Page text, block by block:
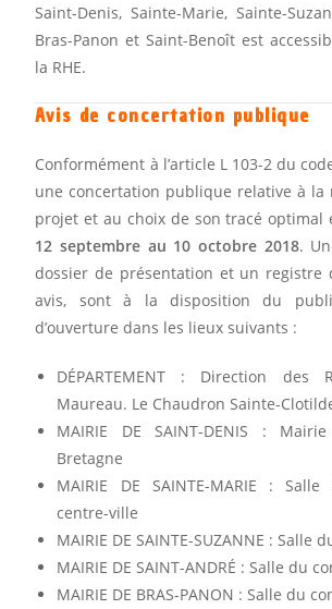
Saint-Denis, Sainte-Marie, Sainte-
Bras-Panon et Saint-Benoît est
la RHE.
Avis de concertation publique
Conformément à l’article L 103-2 du
une concertation publique relative à la
projet et au choix de son tracé optimal
12 septembre au 10 octobre 2018.
dossier de présentation et un registre
avis, sont à la disposition du
d’ouverture dans les lieux suivants :
DÉPARTEMENT : Direction des
Maureau. Le Chaudron Sainte-
MAIRIE DE SAINT-DENIS :
Bretagne
MAIRIE DE SAINTE-MARIE :
centre-ville
MAIRIE DE SAINTE-SUZANNE : Salle
MAIRIE DE SAINT-ANDRÉ : Salle du
MAIRIE DE BRAS-PANON : Salle du